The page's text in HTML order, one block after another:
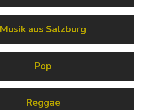
Musik aus Salzburg
Pop
Reggae